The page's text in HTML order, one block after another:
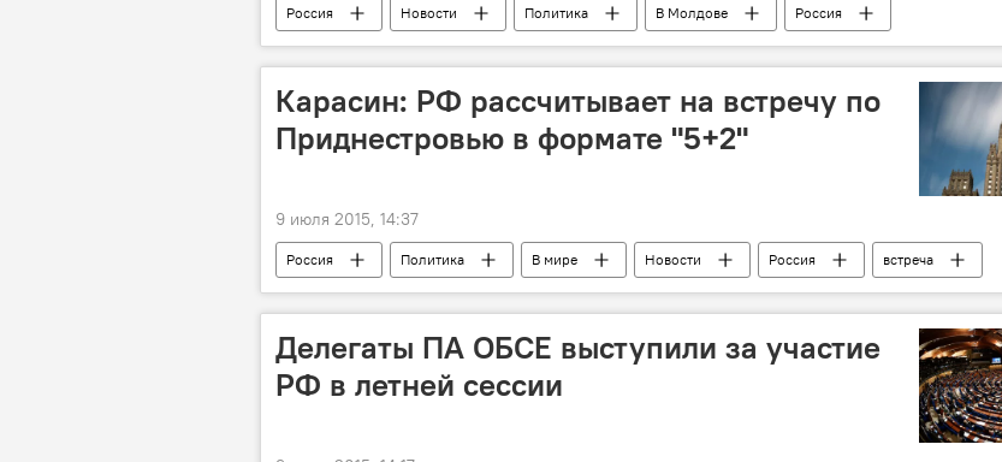
Россия Новости Политика В Молдове
Россия
Республика Молдова
позиция обсуждение
Приднестровское урегулирование
Карасин: РФ рассчитывает на встречу по
Приднестровью в формате "5+2"
9 июля 2015, 14:37
Россия Политика В мире Новости Россия
встреча
Приднестровское урегулирование
формат "5+2"
Делегаты ПА ОБСЕ выступили за участие
РФ в летней сессии